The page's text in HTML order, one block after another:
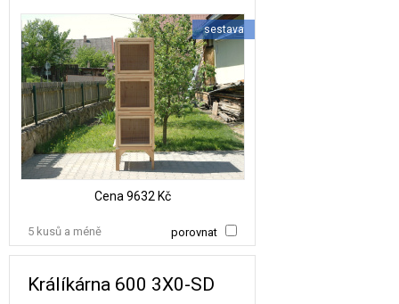
sestava
Cena 9632 Kč
porovnat
5 kusů a méně
Králíkárna 600 3X0-SD